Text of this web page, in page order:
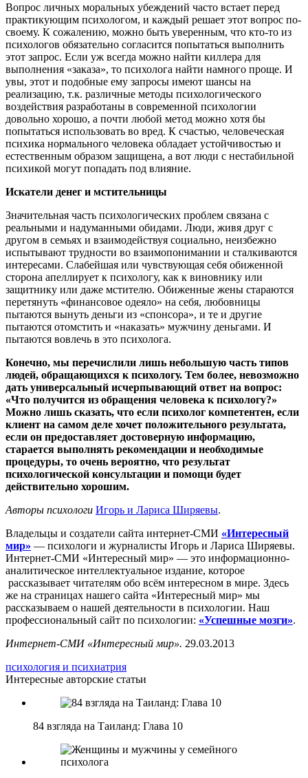
Вопрос личных моральных убеждений часто встает перед
практикующим психологом, и каждый решает этот вопрос по-
своему. К сожалению, можно быть уверенным, что кто-то из
психологов обязательно согласится попытаться выполнить
этот запрос. Если уж всегда можно найти киллера для
выполнения «заказа», то психолога найти намного проще. И
увы, этот и подобные ему запросы имеют шансы на
реализацию, т.к. различные методы психологического
воздействия разработаны в современной психологии
довольно хорошо, а почти любой метод можно хотя бы
попытаться использовать во вред. К счастью, человеческая
психика нормального человека обладает устойчивостью и
естественным образом защищена, а вот люди с нестабильной
психикой могут попадать под влияние.
Искатели денег и мстительницы
Значительная часть психологических проблем связана с
реальными и надуманными обидами. Люди, живя друг с
другом в семьях и взаимодействуя социально, неизбежно
испытывают трудности во взаимопонимании и сталкиваются
интересами. Слабейшая или чувствующая себя обиженной
сторона апеллирует к психологу, как к виновнику или
защитнику или даже мстителю. Обиженные жены стараются
перетянуть «финансовое одеяло» на себя, любовницы
пытаются вынуть деньги из «спонсора», и те и другие
пытаются отомстить и «наказать» мужчину деньгами. И
пытаются вовлечь в это психолога.
Конечно, мы перечислили лишь небольшую часть типов
людей, обращающихся к психологу. Тем более, невозможно
дать универсальный исчерпывающий ответ на вопрос:
«Что получится из обращения человека к психологу?»
Можно лишь сказать, что если психолог компетентен, если
клиент на самом деле хочет положительного результата,
если он предоставляет достоверную информацию,
старается выполнять рекомендации и необходимые
процедуры, то очень вероятно, что результат
психологической консультации и помощи будет
действительно хорошим.
Авторы психологи Игорь и Лариса Ширяевы.
Владельцы и создатели сайта интернет-СМИ «Интересный
мир» — психологи и журналисты Игорь и Лариса Ширяевы.
Интернет-СМИ «Интересный мир» — это информационно-
аналитическое интеллектуальное издание, которое
рассказывает читателям обо всём интересном в мире. Здесь
же на страницах нашего сайта «Интересный мир» мы
рассказываем о нашей деятельности в психологии. Наш
профессиональный сайт по психологии: «Успешные мозги».
Интернет-СМИ «Интересный мир». 29.03.2013
психология и психиатрия
Интересные авторские статьи
84 взгляда на Таиланд: Глава 10